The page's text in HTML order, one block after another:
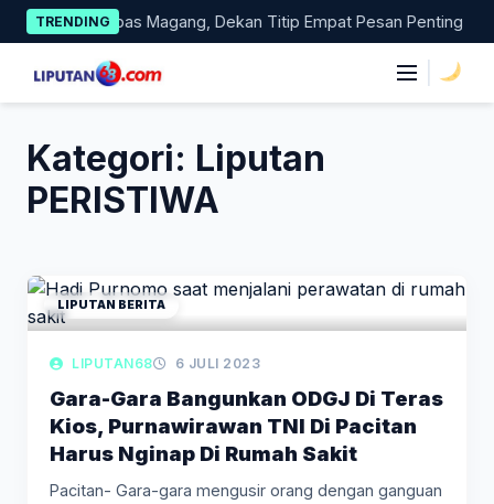
Skip
to
content
TRENDING
Dilepas Magang, Dekan Titip Empat Pesan Penting
Kategori: Liputan
PERISTIWA
LIPUTAN BERITA
LIPUTAN68 6 JULI 2023
Gara-Gara Bangunkan ODGJ Di Teras
Kios, Purnawirawan TNI Di Pacitan
Harus Nginap Di Rumah Sakit
Pacitan- Gara-gara mengusir orang dengan ganguan